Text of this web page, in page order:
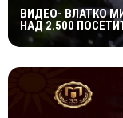
ВИДЕО- ВЛАТКО
НАД 2.500
ХЕРАКЛЕЈА